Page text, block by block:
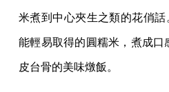
米煮到中心夾生之類的花俏話
能輕易取得的圓糯米，煮成口
皮台骨的美味燉飯 。